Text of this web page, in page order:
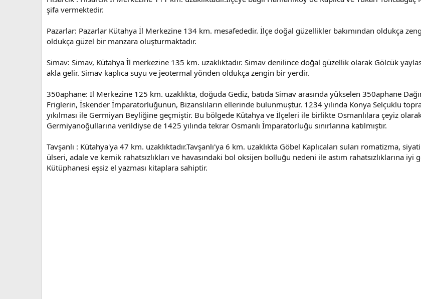
şifa vermektedir.
Pazarlar: Pazarlar Kütahya İl Merkezine 134 km. mesafededir. İlçe doğal güzellikler bakımından oldukça
oldukça güzel bir manzara oluşturmaktadır.
Simav: Simav, Kütahya İl merkezine 135 km. uzaklıktadır. Simav denilince doğal güzellik olarak Gölcük
akla gelir. Simav kaplıca suyu ve jeotermal yönden oldukça zengin bir yerdir.
350aphane: İl Merkezine 125 km. uzaklıkta, doğuda Gediz, batıda Simav arasında yükselen 350aphane
Friglerin, İskender İmparatorluğunun, Bizanslıların ellerinde bulunmuştur. 1234 yılında Konya Selçuklu
yıkılması ile Germiyan Beyliğine geçmiştir. Bu bölgede Kütahya ve İlçeleri ile birlikte Osmanlılara çeyiz
Germiyanoğullarına verildiyse de 1425 yılında tekrar Osmanlı İmparatorluğu sınırlarına katılmıştır.
Tavşanlı : Kütahya'ya 47 km. uzaklıktadır.Tavşanlı'ya 6 km. uzaklıkta Göbel Kaplıcaları suları romatizma,
ülseri, adale ve kemik rahatsızlıkları ve havasındaki bol oksijen bolluğu nedeni ile astım rahatsızlıklarına
Kütüphanesi eşsiz el yazması kitaplara sahiptir.